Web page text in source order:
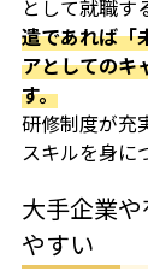
として就職す
遣であれば「
アとしてのキ
す。
研修制度が充
スキルを身に
大手企業
やすい